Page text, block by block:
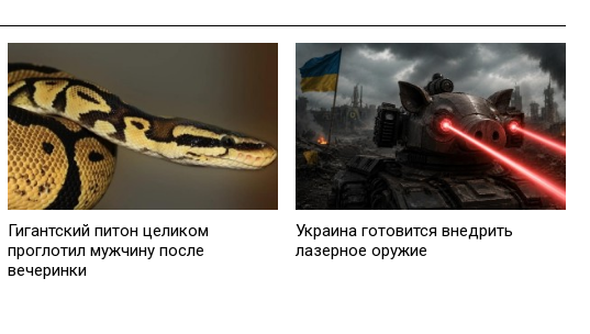
Гигантский питон целиком
проглотил мужчину после
вечеринки
Украина готовится внедрить
лазерное оружие